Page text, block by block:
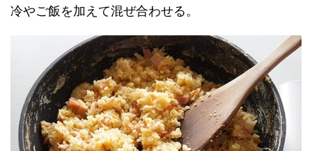
冷やご飯を加えて混ぜ合わせる。